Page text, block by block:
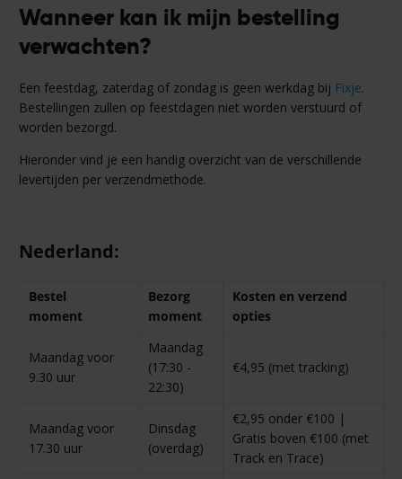
Wanneer kan ik mijn bestelling
verwachten?
Een feestdag, zaterdag of zondag is geen werkdag bij Fixje.
Bestellingen zullen op feestdagen niet worden verstuurd of
worden bezorgd.
Hieronder vind je een handig overzicht van de verschillende
levertijden per verzendmethode.
Nederland:
Bestel
moment
Bezorg
moment
Kosten en verzend
opties
Maandag voor
9.30 uur
Maandag
(17:30 -
22:30)
€4,95 (met tracking)
Maandag voor
17.30 uur
Dinsdag
(overdag)
€2,95 onder €100 |
Gratis boven €100 (met
Track en Trace)